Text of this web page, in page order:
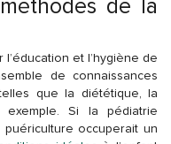
de la
et l’hygiène de
de connaissances
que la diététique, la
Si la pédiatrie
puériculture occuperait un